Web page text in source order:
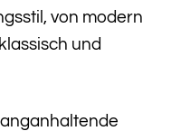
von modern
und